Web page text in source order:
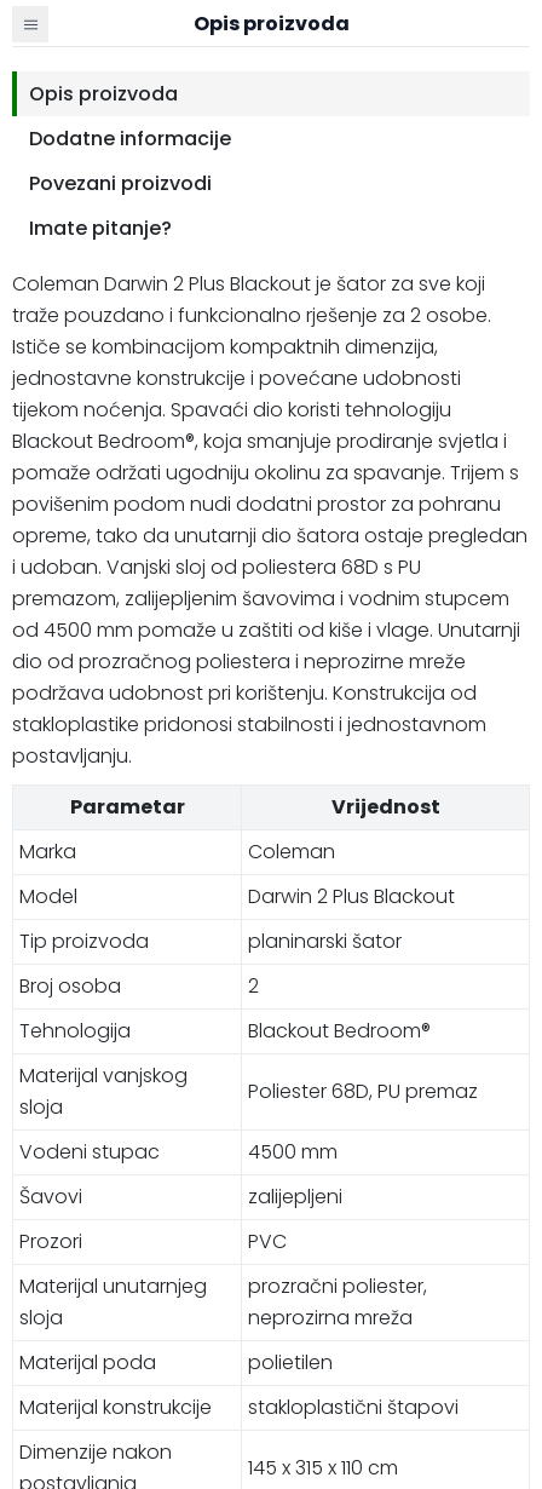
Opis proizvoda
Opis proizvoda
Dodatne informacije
Povezani proizvodi
Imate pitanje?
Coleman Darwin 2 Plus Blackout je šator za sve koji
traže pouzdano i funkcionalno rješenje za 2 osobe.
Ističe se kombinacijom kompaktnih dimenzija,
jednostavne konstrukcije i povećane udobnosti
tijekom noćenja. Spavaći dio koristi tehnologiju
Blackout Bedroom®, koja smanjuje prodiranje svjetla i
pomaže održati ugodniju okolinu za spavanje. Trijem s
povišenim podom nudi dodatni prostor za pohranu
opreme, tako da unutarnji dio šatora ostaje pregledan
i udoban. Vanjski sloj od poliestera 68D s PU
premazom, zalijepljenim šavovima i vodnim stupcem
od 4500 mm pomaže u zaštiti od kiše i vlage. Unutarnji
dio od prozračnog poliestera i neprozirne mreže
podržava udobnost pri korištenju. Konstrukcija od
stakloplastike pridonosi stabilnosti i jednostavnom
postavljanju.
Parametar
Vrijednost
Marka
Coleman
Model
Darwin 2 Plus Blackout
Tip proizvoda
planinarski šator
Broj osoba
2
Tehnologija
Blackout Bedroom®
Materijal vanjskog
sloja
Poliester 68D, PU premaz
Vodeni stupac
4500 mm
Šavovi
zalijepljeni
Prozori
PVC
Materijal unutarnjeg
sloja
prozračni poliester,
neprozirna mreža
Materijal poda
polietilen
Materijal konstrukcije
stakloplastični štapovi
Dimenzije nakon
postavljanja
145 x 315 x 110 cm